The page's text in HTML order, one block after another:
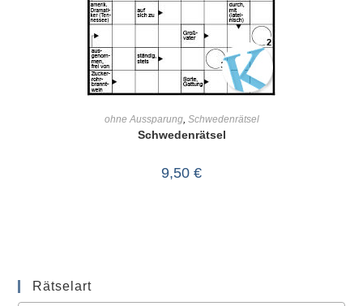
ohne Aussparung, Schwedenrätsel
Schwedenrätsel
9,50 €
Rätselart